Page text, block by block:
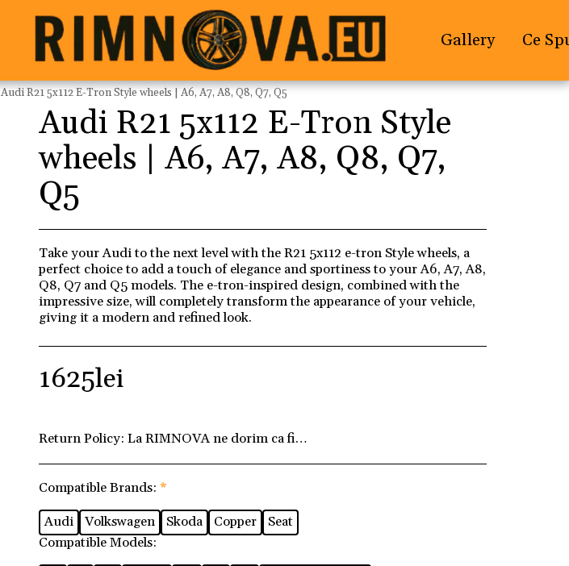
Gallery Ce
Audi R21 5x112 E-Tron Style wheels | A6, A7, A8, Q8, Q7, Q5
Audi R21 5x112 E-Tron Style
wheels | A6, A7, A8, Q8, Q7,
Q5
Take your Audi to the next level with the R21 5x112 e-tron Style wheels, a
perfect choice to add a touch of elegance and sportiness to your A6, A7, A8,
Q8, Q7 and Q5 models. The e-tron-inspired design, combined with the
impressive size, will completely transform the appearance of your vehicle,
giving it a modern and refined look.
1625lei
Return Policy: La RIMNOVA ne dorim ca fiecare client să fie pe deplin
Compatible Brands: *
Audi
Volkswagen Skoda Copper
Seat
Compatible Models: